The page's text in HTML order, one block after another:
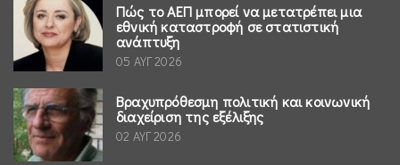
Πώς το ΑΕΠ μπορεί να μετατρέπει μια
εθνική καταστροφή σε στατιστική
ανάπτυξη
05 ΑΥΓ 2026
Βραχυπρόθεσμη πολιτική και κοινωνική
διαχείριση της εξέλιξης
02 ΑΥΓ 2026